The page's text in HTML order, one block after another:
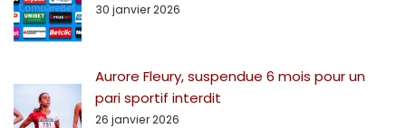
30 janvier 2026
Aurore Fleury, suspendue 6 mois pour un
pari sportif interdit
26 janvier 2026